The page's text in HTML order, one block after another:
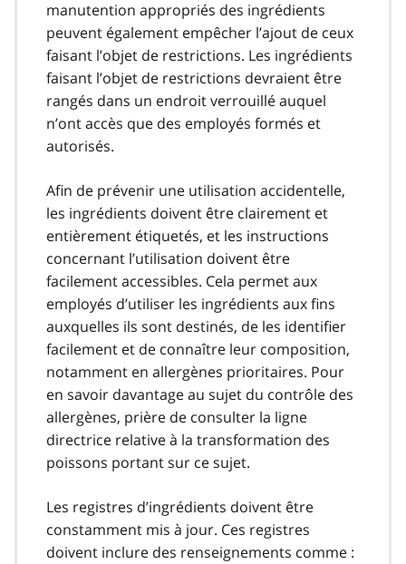
manutention appropriés des ingrédients
peuvent également empêcher l’ajout de ceux
faisant l’objet de restrictions. Les ingrédients
faisant l’objet de restrictions devraient être
rangés dans un endroit verrouillé auquel
n’ont accès que des employés formés et
autorisés.
Afin de prévenir une utilisation accidentelle,
les ingrédients doivent être clairement et
entièrement étiquetés, et les instructions
concernant l’utilisation doivent être
facilement accessibles. Cela permet aux
employés d’utiliser les ingrédients aux fins
auxquelles ils sont destinés, de les identifier
facilement et de connaître leur composition,
notamment en allergènes prioritaires. Pour
en savoir davantage au sujet du contrôle des
allergènes, prière de consulter la ligne
directrice relative à la transformation des
poissons portant sur ce sujet.
Les registres d’ingrédients doivent être
constamment mis à jour. Ces registres
doivent inclure des renseignements comme :